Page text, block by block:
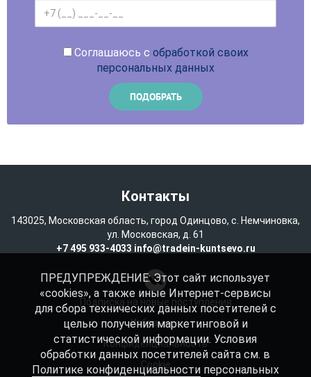
Соглашаюсь с обработкой своих
персональных данных
Контакты
143025, Московская область, город Одинцово, с. Немчиновка,
ул. Московская, д. 61
+7 495 933-4033 info@tradein-kuntsevo.ru
Подписка на новые поступления
Избранное
Конфиденциальность
Cookie
ПРЕДУПРЕЖДЕНИЕ: Этот сайт использует
«cookies», а также иные Интернет-сервисы
для сбора технических данных посетителей с
целью получения маркетинговой и
статистической информации. Условия
обработки данных посетителей сайта см. в
Политике конфиденциальностиперсональных